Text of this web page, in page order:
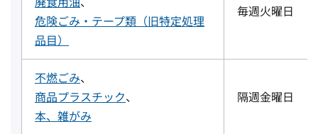
危険ごみ・テープ類（旧特定処理
品目）
毎週火曜日
不燃ごみ、
商品プラスチック、
本、雑がみ
隔週金曜日